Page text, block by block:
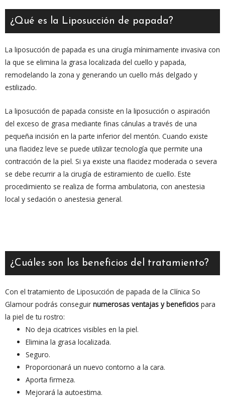
¿Qué es la Liposucción de papada?
La liposucción de papada es una cirugía mínimamente invasiva con
la que se elimina la grasa localizada del cuello y papada,
remodelando la zona y generando un cuello más delgado y
estilizado.
La liposucción de papada consiste en la liposucción o aspiración
del exceso de grasa mediante finas cánulas a través de una
pequeña incisión en la parte inferior del mentón. Cuando existe
una flacidez leve se puede utilizar tecnología que permite una
contracción de la piel. Si ya existe una flacidez moderada o severa
se debe recurrir a la cirugía de estiramiento de cuello. Este
procedimiento se realiza de forma ambulatoria, con anestesia
local y sedación o anestesia general.
¿Cuáles son los beneficios del tratamiento?
Con el tratamiento de Liposucción de papada de la Clínica So
Glamour podrás conseguir numerosas ventajas y beneficios para
la piel de tu rostro:
No deja cicatrices visibles en la piel.
Elimina la grasa localizada.
Seguro.
Proporcionará un nuevo contorno a la cara.
Aporta firmeza.
Mejorará la autoestima.